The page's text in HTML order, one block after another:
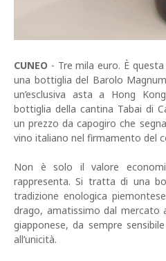
CUNEO - Tre mila euro. È
una bottiglia del Barolo
un’esclusiva asta a Hong
bottiglia della cantina Tabai di
un prezzo da capogiro che
vino italiano nel firmamento del
Non è solo il valore
rappresenta. Si tratta di una
tradizione enologica
drago, amatissimo dal mercato
giapponese, da sempre
all’unicità.